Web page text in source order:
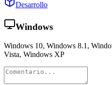
Desarrollo
Windows
Windows 10, Windows 8.1,
Vista, Windows XP